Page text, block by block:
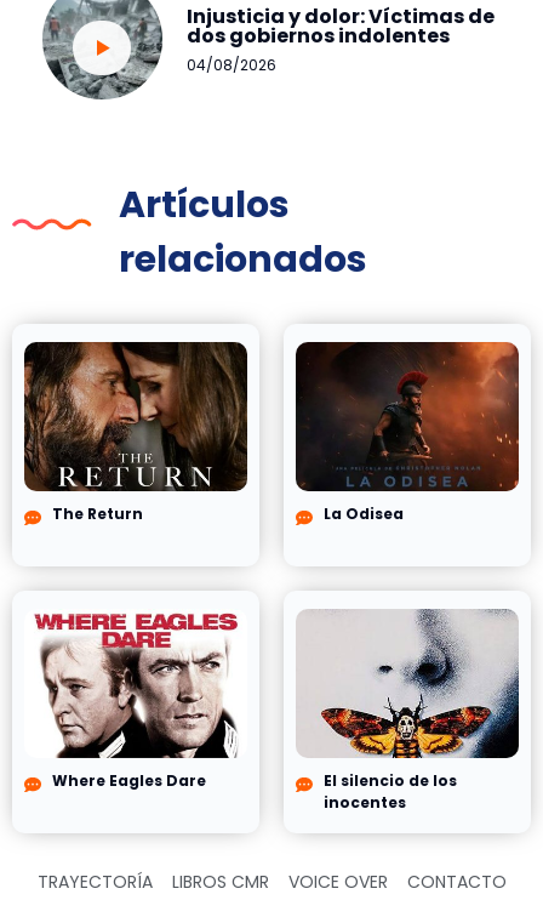
Injusticia y dolor: Víctimas de
dos gobiernos indolentes
04/08/2026
Artículos
relacionados
The Return La Odisea
Where Eagles Dare
El silencio de los
inocentes
TRAYECTORÍA LIBROS CMR VOICE OVER CONTACTO